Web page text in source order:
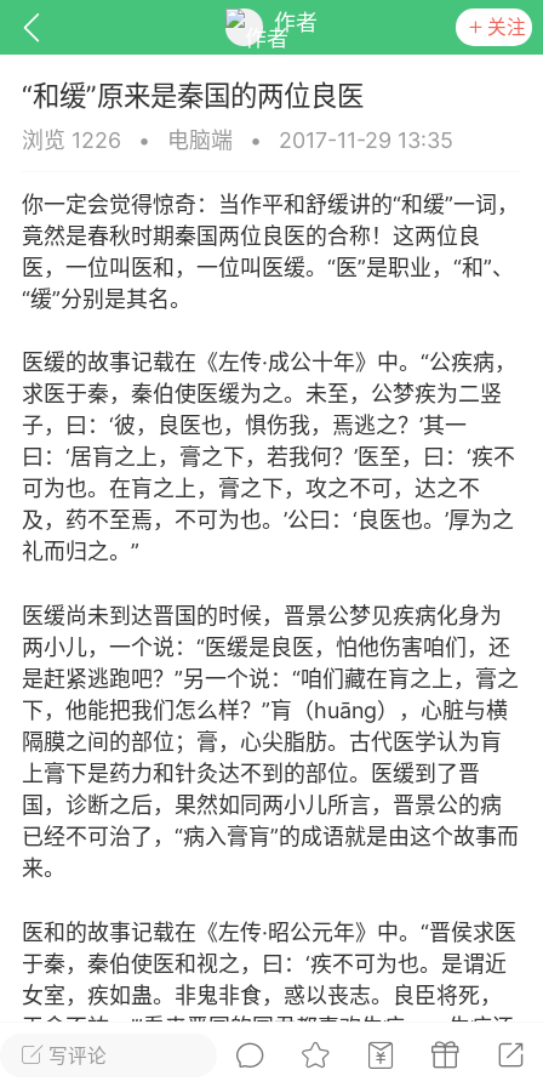
作者 关注
排行 头衔 抽奖
动态 小说 商城
任务
小蜜蜂
00:00 电脑端 公开内容
哦，香雪
有人发明了火车，如果不是有人把
深山，你怎么也不会发现台儿沟这个小
它的十几户乡亲，一心一意掩藏在大山
皱褶里，从春到夏，从秋到冬，默默的
山任意给予的温存和粗暴。
根纤细、闪亮地铁轨延伸过来了。
曲曲弯弯，终于绕到台儿沟脚下，然后
的隧道，冲向又一道山粱，朝着神秘的
。
的长龙一路呼啸，挟带着来自山外的陌
写评论
“和缓”原来是秦国的两位良医
浏览 1226 • 电脑端 • 2017-11-29 13:35
你一定会觉得惊奇：当作平和舒缓讲的“和缓”一词，
竟然是春秋时期秦国两位良医的合称！这两位良
医，一位叫医和，一位叫医缓。“医”是职业，“和”、
“缓”分别是其名。
医缓的故事记载在《左传·成公十年》中。“公疾病，
求医于秦，秦伯使医缓为之。未至，公梦疾为二竖
子，曰：‘彼，良医也，惧伤我，焉逃之？’其一
曰：‘居肓之上，膏之下，若我何？’医至，曰：‘疾不
可为也。在肓之上，膏之下，攻之不可，达之不
及，药不至焉，不可为也。’公曰：‘良医也。’厚为之
礼而归之。”
医缓尚未到达晋国的时候，晋景公梦见疾病化身为
两小儿，一个说：“医缓是良医，怕他伤害咱们，还
是赶紧逃跑吧？”另一个说：“咱们藏在肓之上，膏之
下，他能把我们怎么样？”肓（huāng），心脏与横
隔膜之间的部位；膏，心尖脂肪。古代医学认为肓
上膏下是药力和针灸达不到的部位。医缓到了晋
国，诊断之后，果然如同两小儿所言，晋景公的病
已经不可治了，“病入膏肓”的成语就是由这个故事而
来。
医和的故事记载在《左传·昭公元年》中。“晋侯求医
于秦，秦伯使医和视之，曰：‘疾不可为也。是谓近
女室，疾如蛊。非鬼非食，惑以丧志。良臣将死，
天命不祐。’”看来晋国的国君都喜欢生病，一生病还
都要向邻近的秦国求医。这次生病的晋侯是晋平